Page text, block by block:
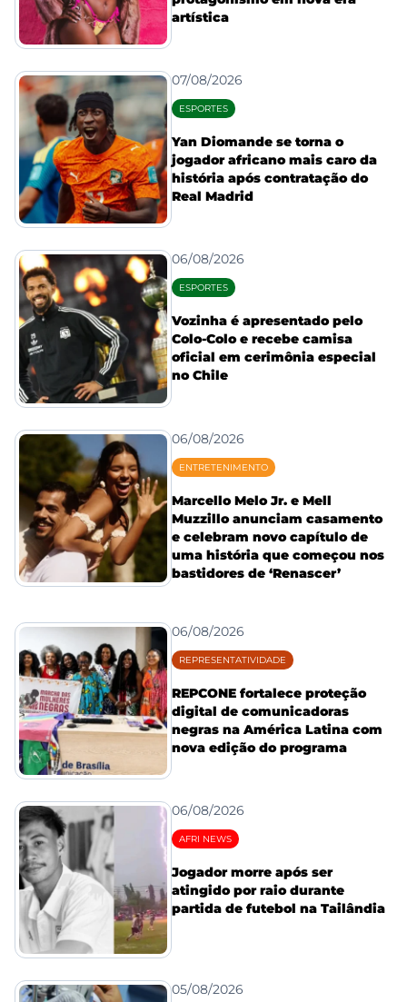
artística
07/08/2026
ESPORTES
Yan Diomande se torna o
jogador africano mais caro da
história após contratação do
Real Madrid
06/08/2026
ESPORTES
Vozinha é apresentado pelo
Colo-Colo e recebe camisa
oficial em cerimônia especial
no Chile
06/08/2026
ENTRETENIMENTO
Marcello Melo Jr. e Mell
Muzzillo anunciam casamento
e celebram novo capítulo de
uma história que começou nos
bastidores de ‘Renascer’
06/08/2026
REPRESENTATIVIDADE
REPCONE fortalece proteção
digital de comunicadoras
negras na América Latina com
nova edição do programa
06/08/2026
AFRI NEWS
Jogador morre após ser
atingido por raio durante
partida de futebol na Tailândia
05/08/2026